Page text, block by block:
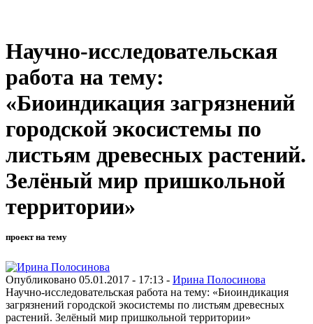
Научно-исследовательская
работа на тему:
«Биоиндикация загрязнений
городской экосистемы по
листьям древесных растений.
Зелёный мир пришкольной
территории»
проект на тему
Опубликовано 05.01.2017 - 17:13 - Ирина Полосинова
Научно-исследовательская работа на тему: «Биоиндикация
загрязнений городской экосистемы по листьям древесных
растений. Зелёный мир пришкольной территории»